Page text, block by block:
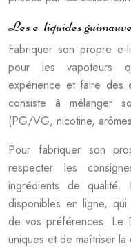
Les e-liquides
Fabriquer son propre e-
pour les vapoteurs
expérience et faire des
consiste à mélanger
(PG/VG, nicotine,
Pour fabriquer son
respecter les
ingrédients de qualité.
disponibles en ligne,
de vos préférences. Le
uniques et de maîtriser la